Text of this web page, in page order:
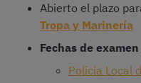
Abierto el plazo
Tropa y Marinería
Fechas de examen
Policía Local